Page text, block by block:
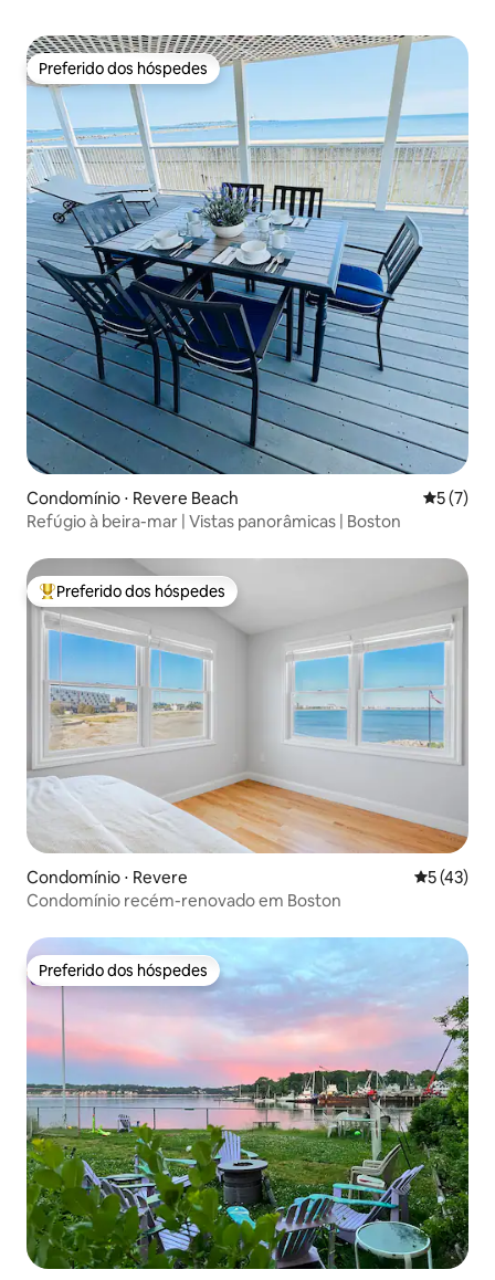
Preferido dos hóspedes
Preferido dos hóspedes
Condomínio ⋅ Revere Beach 5 de
5 (7)
Refúgio à beira-mar | Vistas panorâmicas | Boston
Entre os melhores preferidos dos hóspedes
Preferido dos hóspedes
Condomínio ⋅ Revere 5 de uma
5 (43)
Condomínio recém-renovado em Boston
Preferido dos hóspedes
Preferido dos hóspedes